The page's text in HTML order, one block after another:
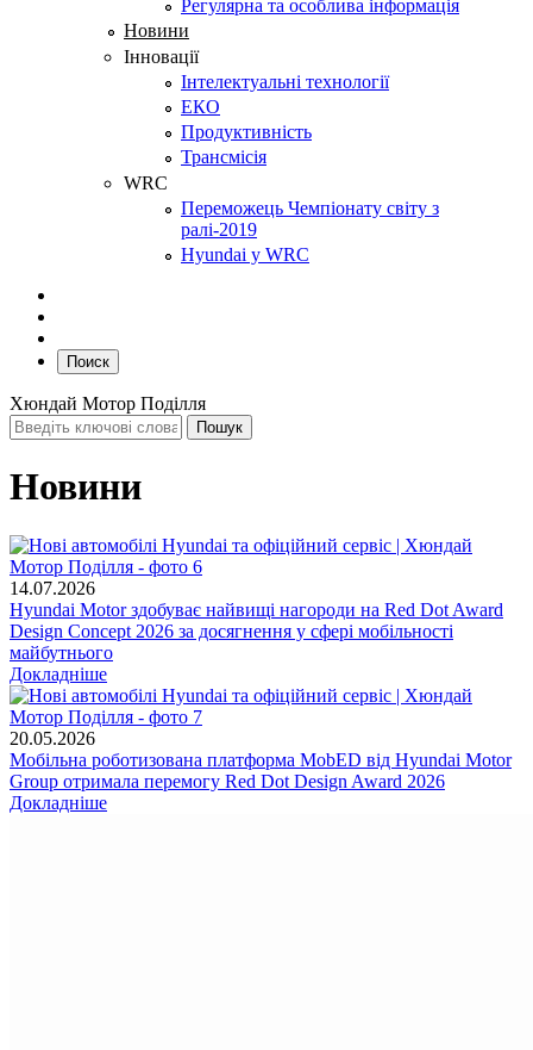
Регулярна та особлива інформація
Новини
Інновації
Інтелектуальні технології
ЕКО
Продуктивність
Трансмісія
WRC
Переможець Чемпіонату світу з
ралі-2019
Hyundai у WRC
Поиск
Хюндай Мотор Поділля
Новини
14.07.2026
Hyundai Motor здобуває найвищі нагороди на Red Dot Award
Design Concept 2026 за досягнення у сфері мобільності
майбутнього
Докладніше
20.05.2026
Мобільна роботизована платформа MobED від Hyundai Motor
Group отримала перемогу Red Dot Design Award 2026
Докладніше